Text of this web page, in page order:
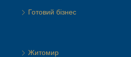
Готовий бізнес
Житомир